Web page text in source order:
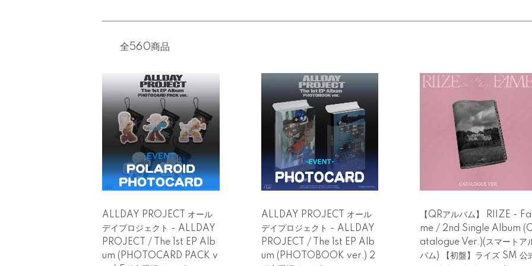
全560商品
ALLDAY PROJECT オール
デイプロジェクト - ALLDAY
PROJECT / The 1st EP Alb
um (PHOTOCARD PACK v
ALLDAY PROJECT オール
デイプロジェクト - ALLDAY
PROJECT / The 1st EP Alb
um (PHOTOBOOK ver.) 2
【QRアルバム】 RIIZE - Fa
me / 2nd Single Album (C
atalogue Ver.)(スマートア
バム) 【初盤】ライズ SM 公